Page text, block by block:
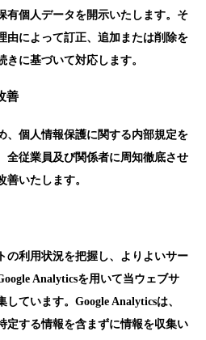
有個人データを開示いたします。そ
由によって訂正、追加または削除を
に基づいて対応します。
善
、個人情報保護に関する内部規定を
全従業員及び関係者に周知徹底させ
いたします。
の利用状況を把握し、よりよいサー
Analyticsを用いて当ウェブサ
ています。Google Analyticsは、
定する情報を含まずに情報を収集い